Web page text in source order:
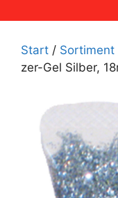
Start / Sortiment
zer-Gel Silber,